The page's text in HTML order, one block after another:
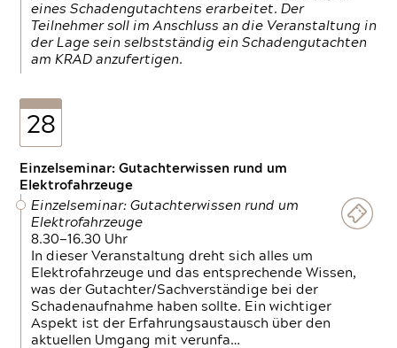
eines Schadengutachtens erarbeitet. Der
Teilnehmer soll im Anschluss an die Veranstaltung in
der Lage sein selbstständig ein Schadengutachten
am KRAD anzufertigen.
28
Einzelseminar: Gutachterwissen rund um
Elektrofahrzeuge
Einzelseminar: Gutachterwissen rund um
Elektrofahrzeuge
8.30—16.30 Uhr
In dieser Veranstaltung dreht sich alles um
Elektrofahrzeuge und das entsprechende Wissen,
was der Gutachter/Sachverständige bei der
Schadenaufnahme haben sollte. Ein wichtiger
Aspekt ist der Erfahrungsaustausch über den
aktuellen Umgang mit verunfa…